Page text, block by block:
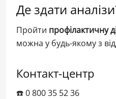
Де здати
Пройти профілактичну
можна у будь-якому з
Контакт-центр
☎️ 0 800 35 52 36